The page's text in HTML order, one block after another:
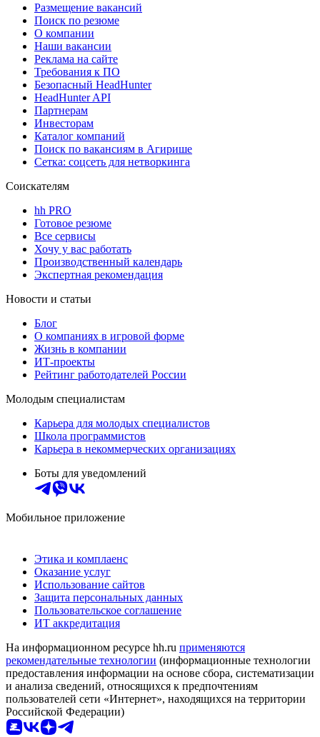
Размещение вакансий
Поиск по резюме
О компании
Наши вакансии
Реклама на сайте
Требования к ПО
Безопасный HeadHunter
HeadHunter API
Партнерам
Инвесторам
Каталог компаний
Поиск по вакансиям в Агирише
Сетка: соцсеть для нетворкинга
Соискателям
hh PRO
Готовое резюме
Все сервисы
Хочу у вас работать
Производственный календарь
Экспертная рекомендация
Новости и статьи
Блог
О компаниях в игровой форме
Жизнь в компании
ИТ-проекты
Рейтинг работодателей России
Молодым специалистам
Карьера для молодых специалистов
Школа программистов
Карьера в некоммерческих организациях
Боты для уведомлений
Мобильное приложение
Этика и комплаенс
Оказание услуг
Использование сайтов
Защита персональных данных
Пользовательское соглашение
ИТ аккредитация
На информационном ресурсе hh.ru применяются
рекомендательные технологии (информационные технологии
предоставления информации на основе сбора, систематизации
и анализа сведений, относящихся к предпочтениям
пользователей сети «Интернет», находящихся на территории
Российской Федерации)